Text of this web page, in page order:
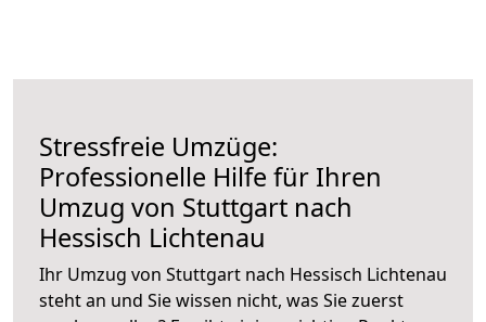
Stressfreie Umzüge:
Professionelle Hilfe für Ihren
Umzug von Stuttgart nach
Hessisch Lichtenau
Ihr Umzug von Stuttgart nach Hessisch Lichtenau
steht an und Sie wissen nicht, was Sie zuerst